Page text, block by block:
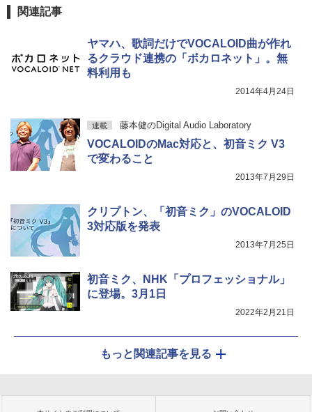
関連記事
ヤマハ、歌詞だけでVOCALOID曲が作れ
るクラウド連携の「ボカロネット」。無
料利用も
2014年4月24日
連載 藤本健のDigital Audio Laboratory
VOCALOIDのMac対応と、初音ミク V3
で変わること
2013年7月29日
クリプトン、「初音ミク」のVOCALOID
3対応版を発表
2013年7月25日
初音ミク、NHK「プロフェッショナル」
に登場。3月1日
2022年2月21日
もっと関連記事を見る